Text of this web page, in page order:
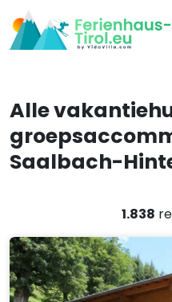
Alle
Saalbach-
1.838